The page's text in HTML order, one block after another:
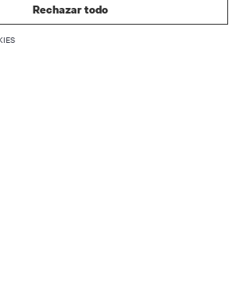
REGISTRARSE
Rechazar todo